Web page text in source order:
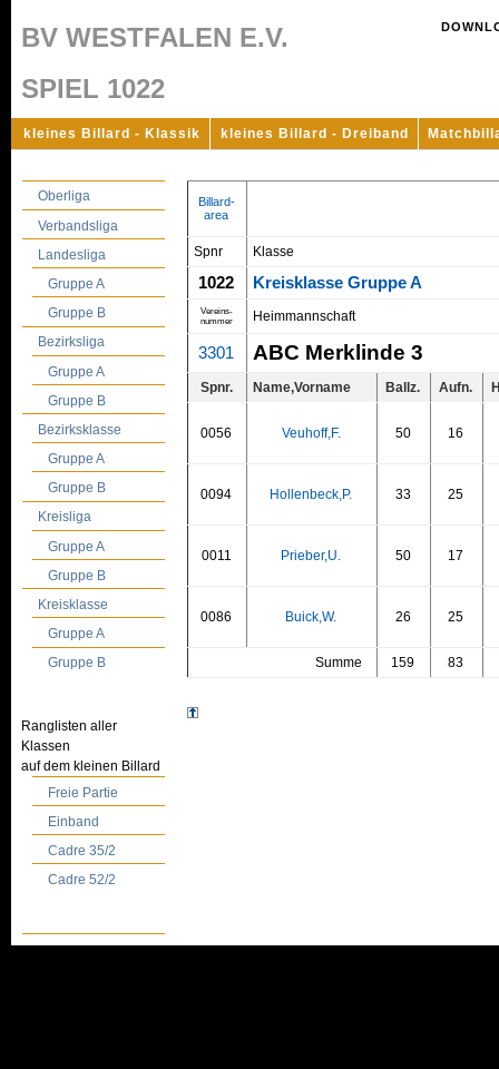
BV WESTFALEN E.V.
SPIEL 1022
kleines Billard - Klassik kleines Billard - Dreiband
Oberliga
Verbandsliga
Landesliga
Gruppe A
Gruppe B
Bezirksliga
Gruppe A
Gruppe B
Bezirksklasse
Gruppe A
Gruppe B
Kreisliga
Gruppe A
Gruppe B
Kreisklasse
Gruppe A
Gruppe B
Ranglisten aller
Klassen
auf dem kleinen Billard
Freie Partie
Einband
Cadre 35/2
Cadre 52/2
Billard-
area
Spnr Klasse
1022 Kreisklasse Gruppe A
Vereins-
nummer
Heimmannschaft
3301 ABC Merklinde 3
Spnr. Name,Vorname Ballz. Aufn.
0056 Veuhoff,F. 50 16
0094 Hollenbeck,P. 33 25
0011 Prieber,U. 50 17
0086 Buick,W. 26 25
Summe 159 83